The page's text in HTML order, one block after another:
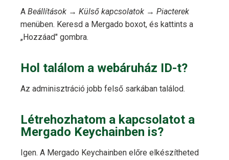
A Beállítások → Külső kapcsolatok → Piacterek
menüben. Keresd a Mergado boxot, és kattints a
„Hozzáad" gombra.
Hol találom a webáruház ID-t?
Az adminisztráció jobb felső sarkában találod.
Létrehozhatom a kapcsolatot a
Mergado Keychainben is?
Igen. A Mergado Keychainben előre elkészítheted